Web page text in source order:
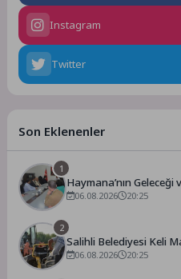
Instagram
Twitter
Son Eklenenler
1
Haymana’nın
Yatırıldı
06.08.2026 20:25
2
Salihli Belediyesi Keli
Asfalt Çalışmasını
06.08.2026 20:25